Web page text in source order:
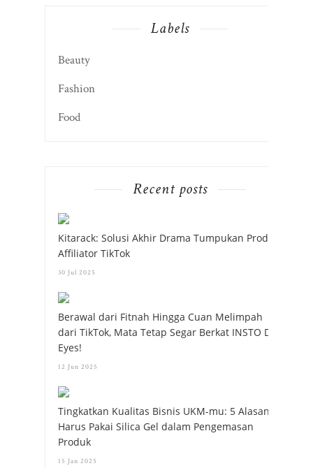
Labels
Beauty
Fashion
Food
Recent posts
Kitarack: Solusi Akhir Drama Tumpukan Produk
Affiliator TikTok
30 Jul 2025
Berawal dari Fitnah Hingga Cuan Melimpah
dari TikTok, Mata Tetap Segar Berkat INSTO Dry
Eyes!
12 Jun 2025
Tingkatkan Kualitas Bisnis UKM-mu: 5 Alasan
Harus Pakai Silica Gel dalam Pengemasan
Produk
15 Jan 2025